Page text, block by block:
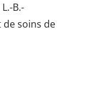
B.-
de soins de